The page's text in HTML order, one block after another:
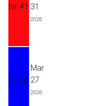
Nr. 41 31
2026
Nr. 40
Mar
27
2026